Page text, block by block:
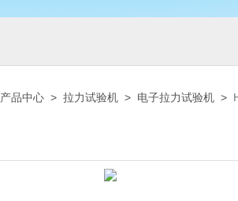
产品中心 > 拉力试验机 > 电子拉力试验机 >